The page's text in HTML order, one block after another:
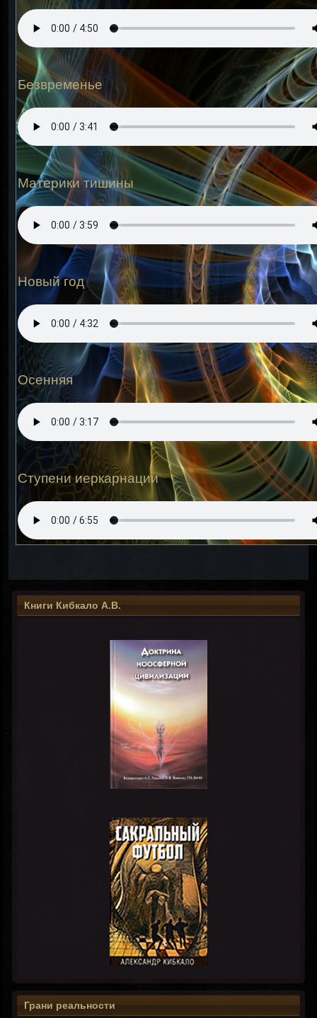
Безвременье
Материки тишины
Новый год
Осенняя
Ступени иеркарнации
Книги Кибкало А.В.
Грани реальности